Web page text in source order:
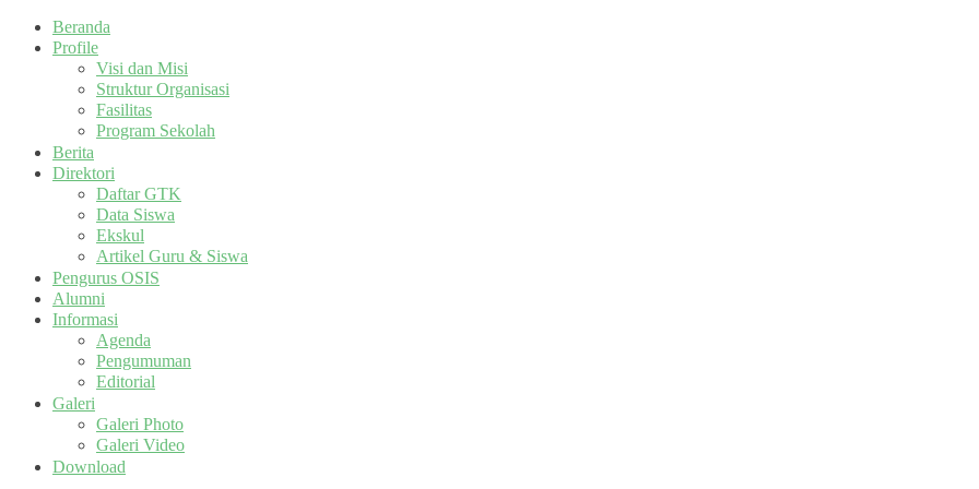
Beranda
Profile
Visi dan Misi
Struktur Organisasi
Fasilitas
Program Sekolah
Berita
Direktori
Daftar GTK
Data Siswa
Ekskul
Artikel Guru & Siswa
Pengurus OSIS
Alumni
Informasi
Agenda
Pengumuman
Editorial
Galeri
Galeri Photo
Galeri Video
Download